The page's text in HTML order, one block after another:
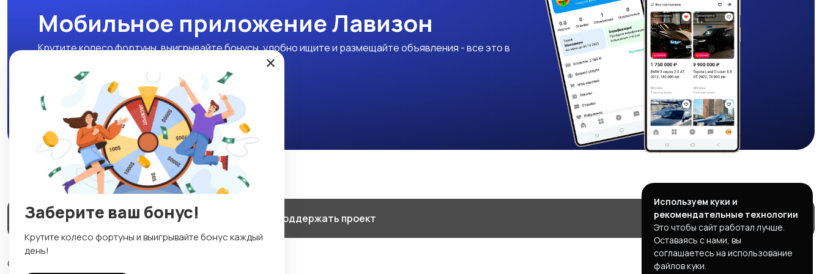
Мобильное приложение Лавизон
Крутите колесо фортуны, выигрывайте бонусы, удобно ищите и размещайте объявления - все это в
Скачать APK
Магазины Блог О нас Служба поддержки ☕ Поддержать проект
© 2026 Lavizon
Используем куки и
рекомендательные технологии
Это чтобы сайт работал лучше.
Оставаясь с нами, вы
соглашаетесь на использование
файлов куки.
×
Заберите ваш бонус!
Крутите колесо фортуны и выигрывайте бонус каждый
день!